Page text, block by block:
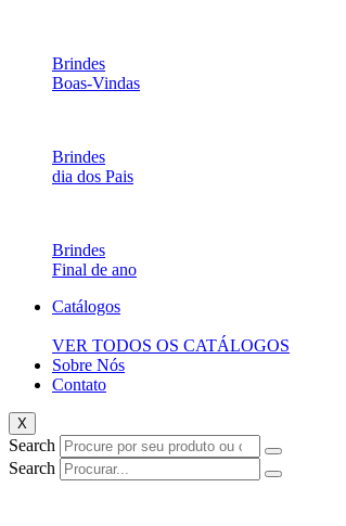
Brindes
Boas-Vindas
Brindes
dia dos Pais
Brindes
Final de ano
Catálogos
VER TODOS OS CATÁLOGOS
Sobre Nós
Contato
X
Search
Search